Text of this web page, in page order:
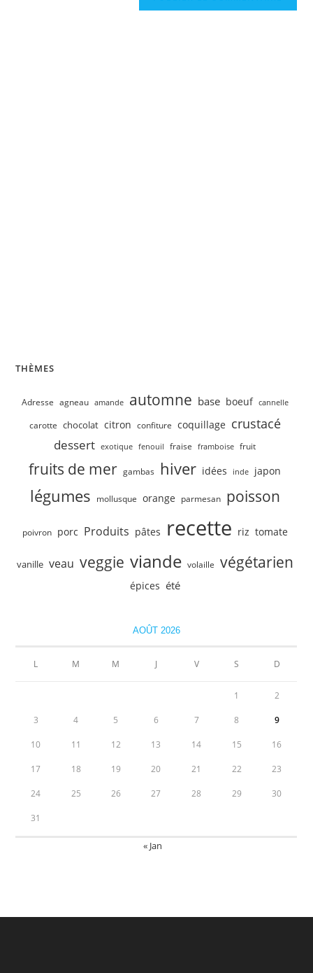
THÈMES
Adresse agneau amande automne base boeuf cannelle
carotte chocolat citron confiture coquillage crustacé
dessert exotique fenouil fraise framboise fruit
fruits de mer gambas hiver idées inde japon
légumes mollusque orange parmesan poisson
poivron porc Produits pâtes recette riz tomate
vanille veau veggie viande volaille végétarien
épices été
AOÛT 2026
L M M J V S D
1 2
3 4 5 6 7 8 9
10 11 12 13 14 15 16
17 18 19 20 21 22 23
24 25 26 27 28 29 30
31
« Jan